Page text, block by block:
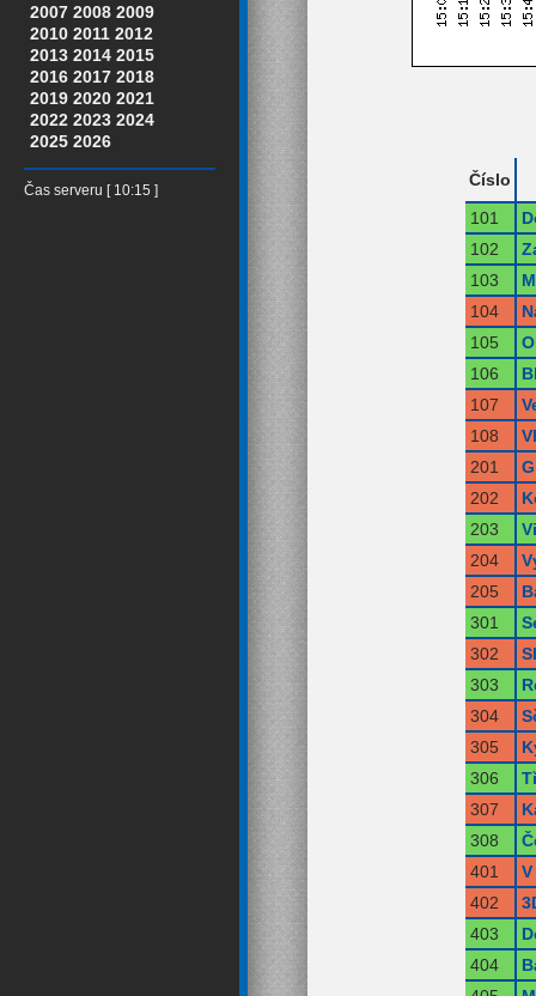
2007 2008 2009
2010 2011 2012
2013 2014 2015
2016 2017 2018
2019 2020 2021
2022 2023 2024
2025 2026
Čas serveru [ 10:15 ]
Číslo
101
102
103
104
105
106
107
108
201
202
203
204
205
301
302
303
304
305
306
307
308
401
V
402
403
404